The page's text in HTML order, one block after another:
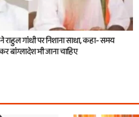
राहुल गांधी पर निशाना साधा, कहा- समय
बांग्लादेश भी जाना चाहिए